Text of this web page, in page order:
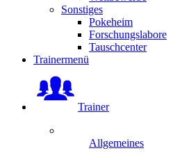
Sonstiges
Pokeheim
Forschungslabore
Tauschcenter
Trainermenü
Trainer
Allgemeines